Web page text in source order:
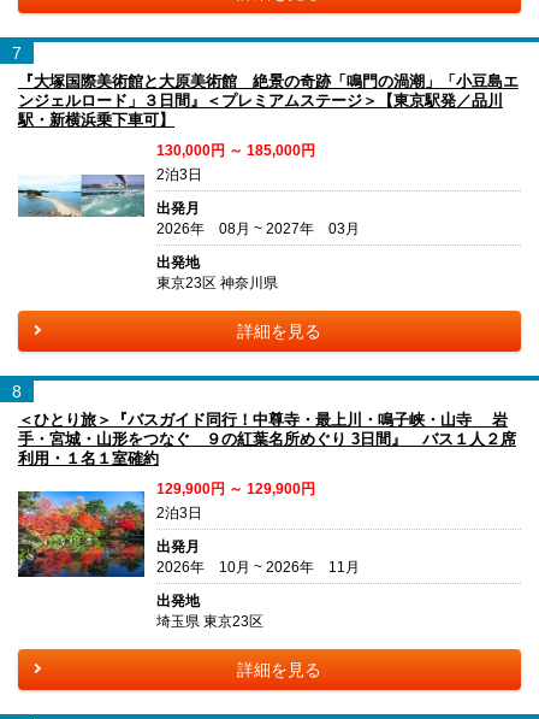
7
『大塚国際美術館と大原美術館 絶景の奇跡「鳴門の渦潮」「小豆島エ
ンジェルロード」３日間』＜プレミアムステージ＞【東京駅発／品川
駅・新横浜乗下車可】
130,000円 ～ 185,000円
2泊3日
出発月
2026年 08月 ~ 2027年 03月
出発地
東京23区 神奈川県
詳細を見る
8
＜ひとり旅＞『バスガイド同行！中尊寺・最上川・鳴子峡・山寺 岩
手・宮城・山形をつなぐ ９の紅葉名所めぐり 3日間』 バス１人２席
利用・１名１室確約
129,900円 ～ 129,900円
2泊3日
出発月
2026年 10月 ~ 2026年 11月
出発地
埼玉県 東京23区
詳細を見る